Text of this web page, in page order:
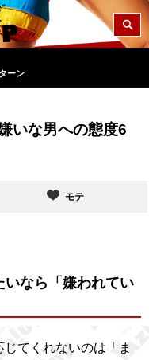
ーン
いな男への態度6
モテ
いなら「嫌われてい
てくれないのは「ま